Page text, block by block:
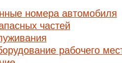
номера автомобиля
частей
рабочего